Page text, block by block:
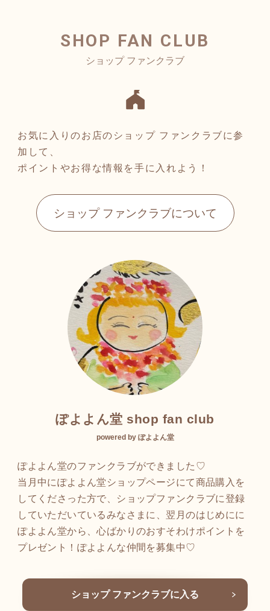
SHOP FAN CLUB
お気に入りのお店のショップ ファンクラブに参
加して、
ポイントやお得な情報を手に入れよう！
ショップ ファンクラブについて
ぽよよん堂 shop fan club
powered by ぽよよん堂
ぽよよん堂のファンクラブができました♡
当月中にぽよよん堂ショップページにて商品購入を
してくださった方で、ショップファンクラブに登録
していただいているみなさまに、翌月のはじめにに
ぽよよん堂から、心ばかりのおすそわけポイントを
プレゼント！ぽよよんな仲間を募集中♡
ショップ ファンクラブに入る